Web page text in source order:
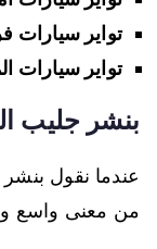
تواير سيارات
تواير سيارات
بنشر جليب
عندما نقول بنشر
من معنى واسع